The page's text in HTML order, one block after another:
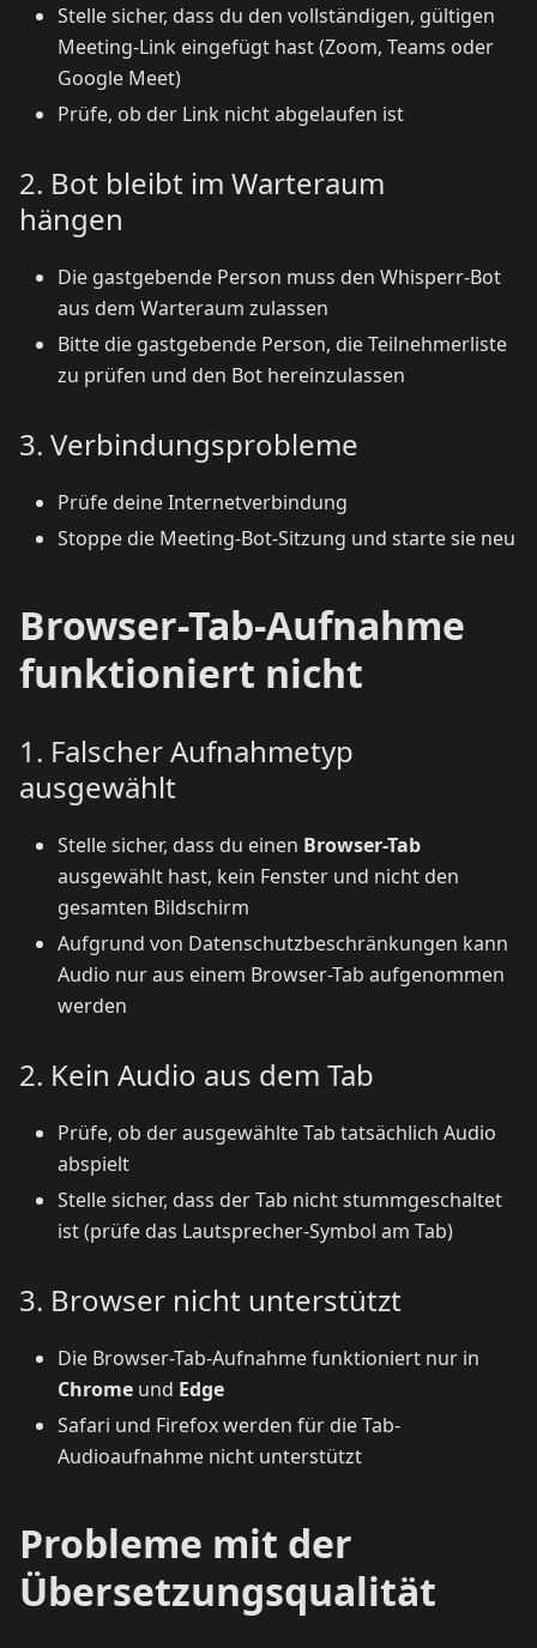
Stelle sicher, dass du den vollständigen, gültigen
Meeting-Link eingefügt hast (Zoom, Teams oder
Google Meet)
Prüfe, ob der Link nicht abgelaufen ist
2. Bot bleibt im Warteraum
hängen
Die gastgebende Person muss den Whisperr-Bot
aus dem Warteraum zulassen
Bitte die gastgebende Person, die Teilnehmerliste
zu prüfen und den Bot hereinzulassen
3. Verbindungsprobleme
Prüfe deine Internetverbindung
Stoppe die Meeting-Bot-Sitzung und starte sie neu
Browser-Tab-Aufnahme
funktioniert nicht
1. Falscher Aufnahmetyp
ausgewählt
Stelle sicher, dass du einen Browser-Tab
ausgewählt hast, kein Fenster und nicht den
gesamten Bildschirm
Aufgrund von Datenschutzbeschränkungen kann
Audio nur aus einem Browser-Tab aufgenommen
werden
2. Kein Audio aus dem Tab
Prüfe, ob der ausgewählte Tab tatsächlich Audio
abspielt
Stelle sicher, dass der Tab nicht stummgeschaltet
ist (prüfe das Lautsprecher-Symbol am Tab)
3. Browser nicht unterstützt
Die Browser-Tab-Aufnahme funktioniert nur in
Chrome und Edge
Safari und Firefox werden für die Tab-
Audioaufnahme nicht unterstützt
Probleme mit der
Übersetzungsqualität